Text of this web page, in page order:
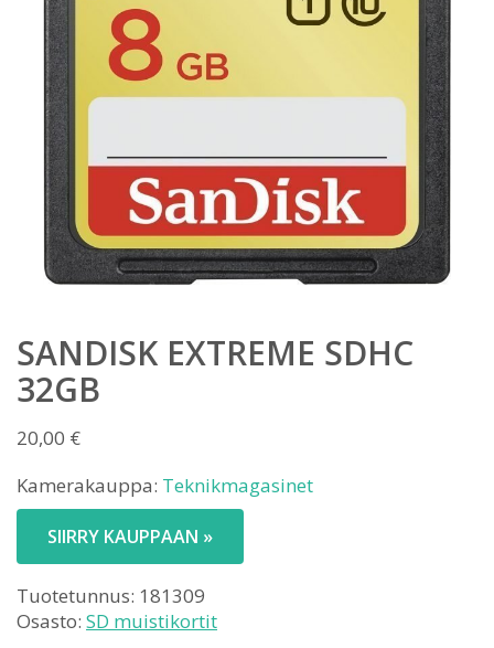
SANDISK EXTREME SDHC
32GB
20,00 €
Kamerakauppa: Teknikmagasinet
SIIRRY KAUPPAAN »
Tuotetunnus: 181309
Osasto: SD muistikortit